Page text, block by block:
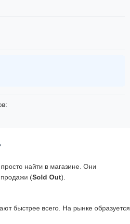
найти в магазине. Они
(Sold Out).
быстрее всего. На рынке образуется